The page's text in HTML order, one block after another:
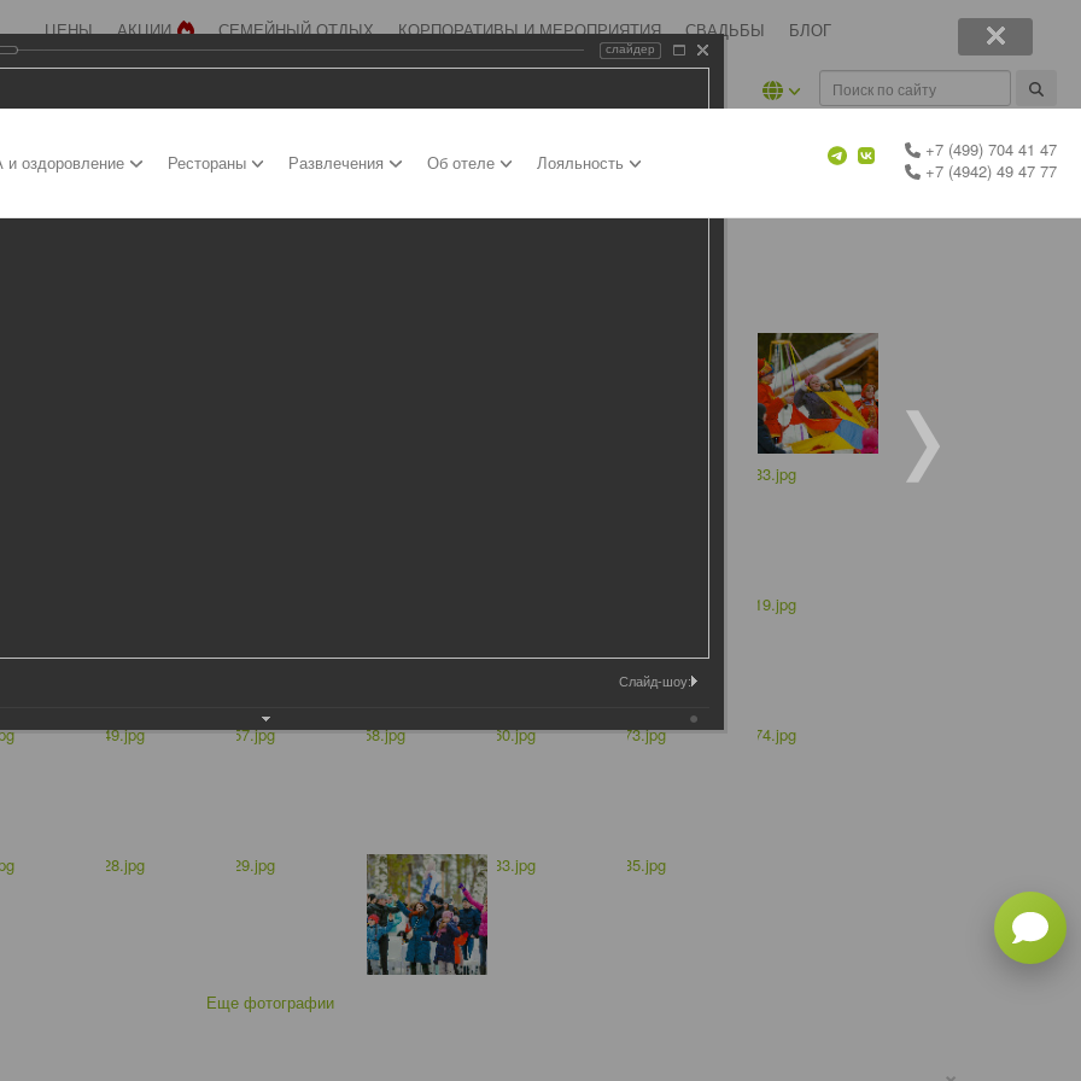
ЦЕНЫ АКЦИИ СЕМЕЙНЫЙ ОТДЫХ КОРПОРАТИВЫ И МЕРОПРИЯТИЯ СВАДЬБЫ БЛОГ
оздоровление Рестораны Развлечения Об отеле Лояльность
+7 (499) 704 41 47
+7 (4942) 49 47 77
Еще фотографии
слайдер
Слайд-шоу: